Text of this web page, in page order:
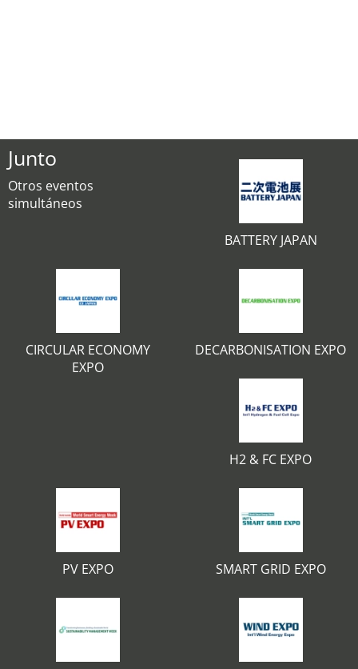
Junto
Otros eventos
simultáneos
BATTERY JAPAN
CIRCULAR ECONOMY
EXPO
DECARBONISATION EXPO
H2 & FC EXPO
PV EXPO SMART GRID EXPO